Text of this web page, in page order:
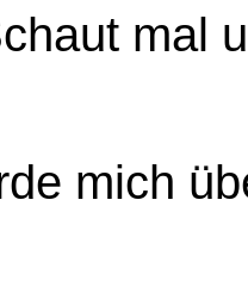
mal
mich